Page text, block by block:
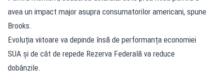
avea un impact major asupra consumatorilor americani, spune
Brooks.
Evoluția viitoare va depinde însă de performanța economiei
SUA și de cât de repede Rezerva Federală va reduce
dobânzile.